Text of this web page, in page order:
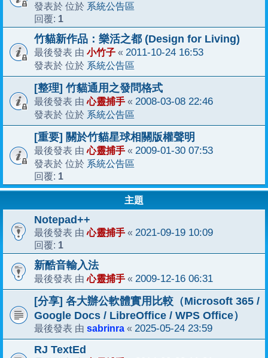
發表於 位於 系統公告區
回覆: 1
竹貓新作品：樂活之都 (Design for Living)
最後發表 由 小竹子 « 2011-10-24 16:53
發表於 位於 系統公告區
[整理] 竹貓通用之發問格式
最後發表 由心靈捕手 « 2008-03-08 22:46
發表於 位於 系統公告區
[重要] 關於竹貓星球相關版權聲明
最後發表 由心靈捕手 « 2009-01-30 07:53
發表於 位於 系統公告區
回覆: 1
主題
Notepad++
最後發表 由心靈捕手 « 2021-09-19 10:09
回覆: 1
新酷音輸入法
最後發表 由心靈捕手 « 2009-12-16 06:31
[分享] 各大辦公軟體實用比較（Microsoft 365 /
Google Docs / LibreOffice / WPS Office）
最後發表 由 sabrinra « 2025-05-24 23:59
RJ TextEd